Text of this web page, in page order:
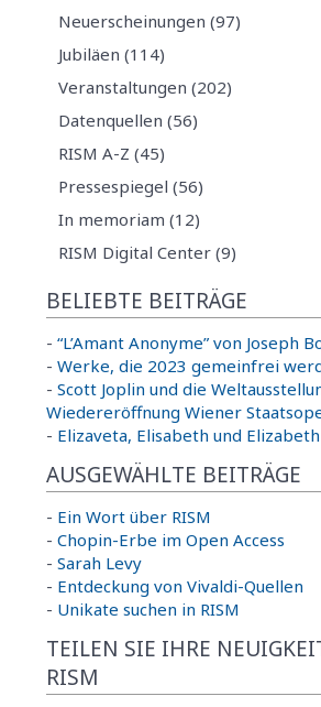
Neuerscheinungen (97)
Jubiläen (114)
Veranstaltungen (202)
Datenquellen (56)
RISM A-Z (45)
Pressespiegel (56)
In memoriam (12)
RISM Digital Center (9)
BELIEBTE BEITRÄGE
- “L’Amant Anonyme” von Joseph
- Werke, die 2023 gemeinfrei
- Scott Joplin und die
Wiedereröffnung Wiener
- Elizaveta, Elisabeth und Elizabeth
AUSGEWÄHLTE BEITRÄGE
- Ein Wort über RISM
- Chopin-Erbe im Open Access
- Sarah Levy
- Entdeckung von Vivaldi-Quellen
- Unikate suchen in RISM
TEILEN SIE IHRE
RISM